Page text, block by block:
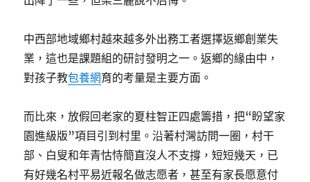
中西部地域鄉村越來越多外出務工者選擇返鄉創業失
業，這也是課題組的研討發明之一。返鄉的緣由中，
對孩子教包養網育的考量是主要方面。
而比來，放假回老家的夏柱智正四處籌措，把“盼望家
園進級版”項目引到村里。沿著村灣訪問一圈，村干
部、白叟和年青怙恃簡直沒人不支撐，短短幾天，已
有好幾名村平易近報名做志愿者，甚至有家長愿意付